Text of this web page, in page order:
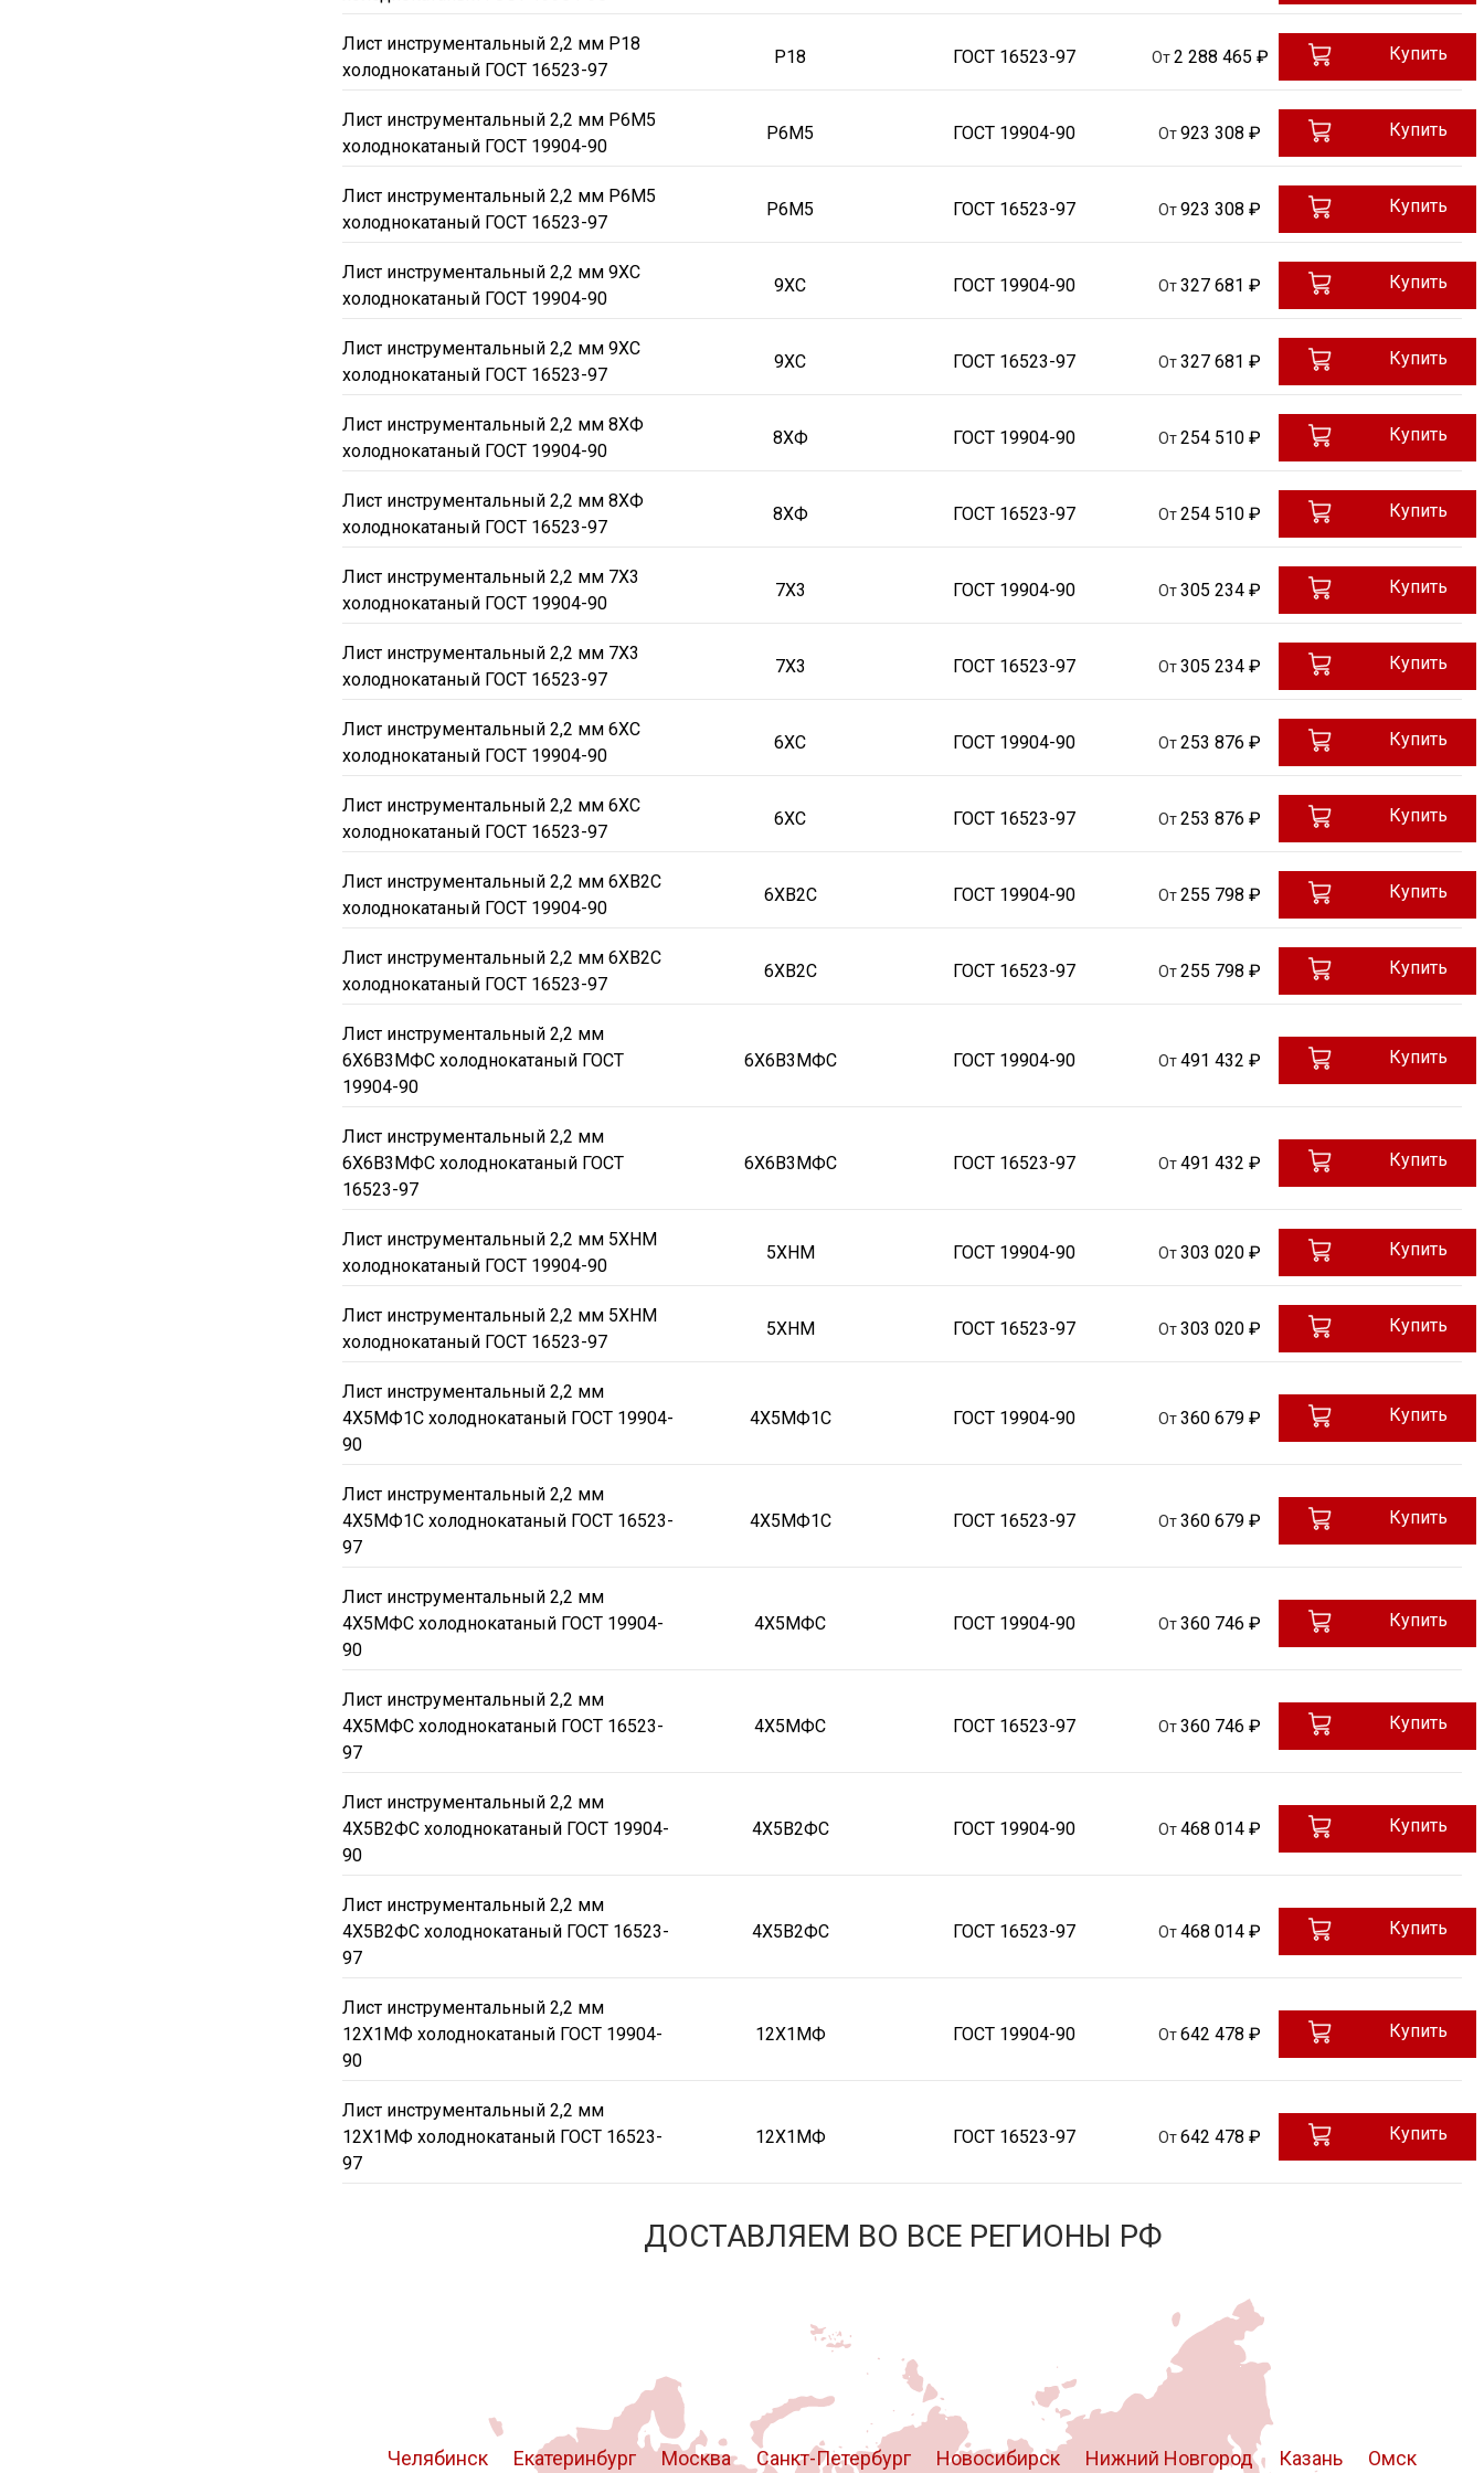
Лист инструментальный 2,2 мм Р18
холоднокатаный ГОСТ 16523-97
Р18 ГОСТ 16523-97 От2 288 465 ₽ Купить
Лист инструментальный 2,2 мм Р6М5
холоднокатаный ГОСТ 19904-90
Р6М5 ГОСТ 19904-90 От 923 308 ₽ Купить
Лист инструментальный 2,2 мм Р6М5
холоднокатаный ГОСТ 16523-97
Р6М5 ГОСТ 16523-97 От 923 308 ₽ Купить
Лист инструментальный 2,2 мм 9ХС
холоднокатаный ГОСТ 19904-90
9ХС ГОСТ 19904-90 От 327 681 ₽ Купить
Лист инструментальный 2,2 мм 9ХС
холоднокатаный ГОСТ 16523-97
9ХС ГОСТ 16523-97 От 327 681 ₽ Купить
Лист инструментальный 2,2 мм 8ХФ
холоднокатаный ГОСТ 19904-90
8ХФ ГОСТ 19904-90 От 254 510 ₽ Купить
Лист инструментальный 2,2 мм 8ХФ
холоднокатаный ГОСТ 16523-97
8ХФ ГОСТ 16523-97 От 254 510 ₽ Купить
Лист инструментальный 2,2 мм 7Х3
холоднокатаный ГОСТ 19904-90
7Х3 ГОСТ 19904-90 От 305 234 ₽ Купить
Лист инструментальный 2,2 мм 7Х3
холоднокатаный ГОСТ 16523-97
7Х3 ГОСТ 16523-97 От 305 234 ₽ Купить
Лист инструментальный 2,2 мм 6ХС
холоднокатаный ГОСТ 19904-90
6ХС ГОСТ 19904-90 От 253 876 ₽ Купить
Лист инструментальный 2,2 мм 6ХС
холоднокатаный ГОСТ 16523-97
6ХС ГОСТ 16523-97 От 253 876 ₽ Купить
Лист инструментальный 2,2 мм 6ХВ2С
холоднокатаный ГОСТ 19904-90
6ХВ2С ГОСТ 19904-90 От 255 798 ₽ Купить
Лист инструментальный 2,2 мм 6ХВ2С
холоднокатаный ГОСТ 16523-97
6ХВ2С ГОСТ 16523-97 От 255 798 ₽ Купить
Лист инструментальный 2,2 мм
6Х6В3МФС холоднокатаный ГОСТ
19904-90
6Х6В3МФС ГОСТ 19904-90 От 491 432 ₽ Купить
Лист инструментальный 2,2 мм
6Х6В3МФС холоднокатаный ГОСТ
16523-97
6Х6В3МФС ГОСТ 16523-97 От 491 432 ₽ Купить
Лист инструментальный 2,2 мм 5ХНМ
холоднокатаный ГОСТ 19904-90
5ХНМ ГОСТ 19904-90 От 303 020 ₽ Купить
Лист инструментальный 2,2 мм 5ХНМ
холоднокатаный ГОСТ 16523-97
5ХНМ ГОСТ 16523-97 От 303 020 ₽ Купить
Лист инструментальный 2,2 мм
4Х5МФ1С холоднокатаный ГОСТ 19904-
90
4Х5МФ1С ГОСТ 19904-90 От 360 679 ₽ Купить
Лист инструментальный 2,2 мм
4Х5МФ1С холоднокатаный ГОСТ 16523-
97
4Х5МФ1С ГОСТ 16523-97 От 360 679 ₽ Купить
Лист инструментальный 2,2 мм
4Х5МФС холоднокатаный ГОСТ 19904-
90
4Х5МФС ГОСТ 19904-90 От 360 746 ₽ Купить
Лист инструментальный 2,2 мм
4Х5МФС холоднокатаный ГОСТ 16523-
97
4Х5МФС ГОСТ 16523-97 От 360 746 ₽ Купить
Лист инструментальный 2,2 мм
4Х5В2ФС холоднокатаный ГОСТ 19904-
90
4Х5В2ФС ГОСТ 19904-90 От 468 014 ₽ Купить
Лист инструментальный 2,2 мм
4Х5В2ФС холоднокатаный ГОСТ 16523-
97
4Х5В2ФС ГОСТ 16523-97 От 468 014 ₽ Купить
Лист инструментальный 2,2 мм
12Х1МФ холоднокатаный ГОСТ 19904-
90
12Х1МФ ГОСТ 19904-90 От 642 478 ₽ Купить
Лист инструментальный 2,2 мм
12Х1МФ холоднокатаный ГОСТ 16523-
97
12Х1МФ ГОСТ 16523-97 От 642 478 ₽ Купить
ДОСТАВЛЯЕМ ВО ВСЕ РЕГИОНЫ РФ
Челябинск Екатеринбург Москва Санкт-Петербург Новосибирск Нижний Новгород Казань Омск